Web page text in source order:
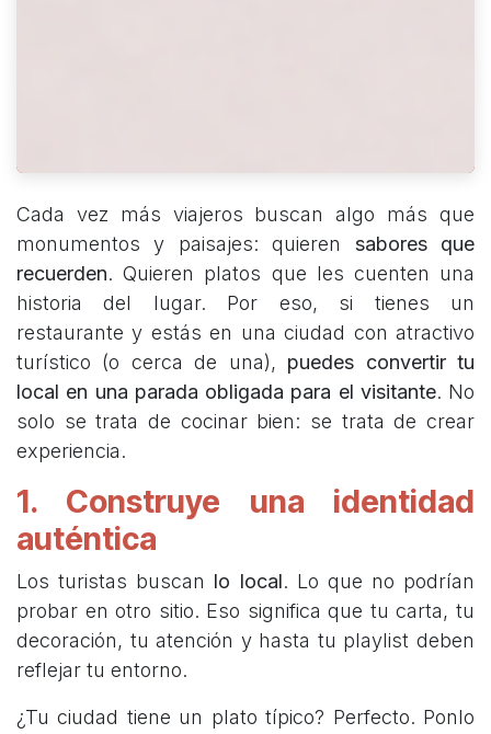
Cada vez más viajeros buscan algo más que
monumentos y paisajes: quieren sabores que
recuerden. Quieren platos que les cuenten una
historia del lugar. Por eso, si tienes un
restaurante y estás en una ciudad con atractivo
turístico (o cerca de una), puedes convertir tu
local en una parada obligada para el visitante. No
solo se trata de cocinar bien: se trata de crear
experiencia.
1. Construye una identidad
auténtica
Los turistas buscan lo local. Lo que no podrían
probar en otro sitio. Eso significa que tu carta, tu
decoración, tu atención y hasta tu playlist deben
reflejar tu entorno.
¿Tu ciudad tiene un plato típico? Perfecto. Ponlo